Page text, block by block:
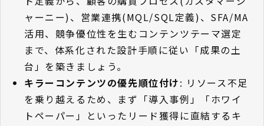
ャーニー)、営業連携(MQL/SQL定義)、SFA/MA
活用、競争優位性を生むコンテンツテーマ選定
まで、体系化された設計手順に従い「成果の土
台」を築きましょう。
キラーコンテンツの優先順位付け: リソース不足
を乗り越えるため、まず「導入事例」「ホワイ
トペーパー」といったリード獲得に直結するキ